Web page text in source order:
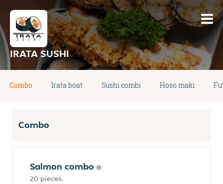
IRATA SUSHI
Combo Irata boat Sushi combi Hoso maki
Combo
Salmon combo
20 pieces.